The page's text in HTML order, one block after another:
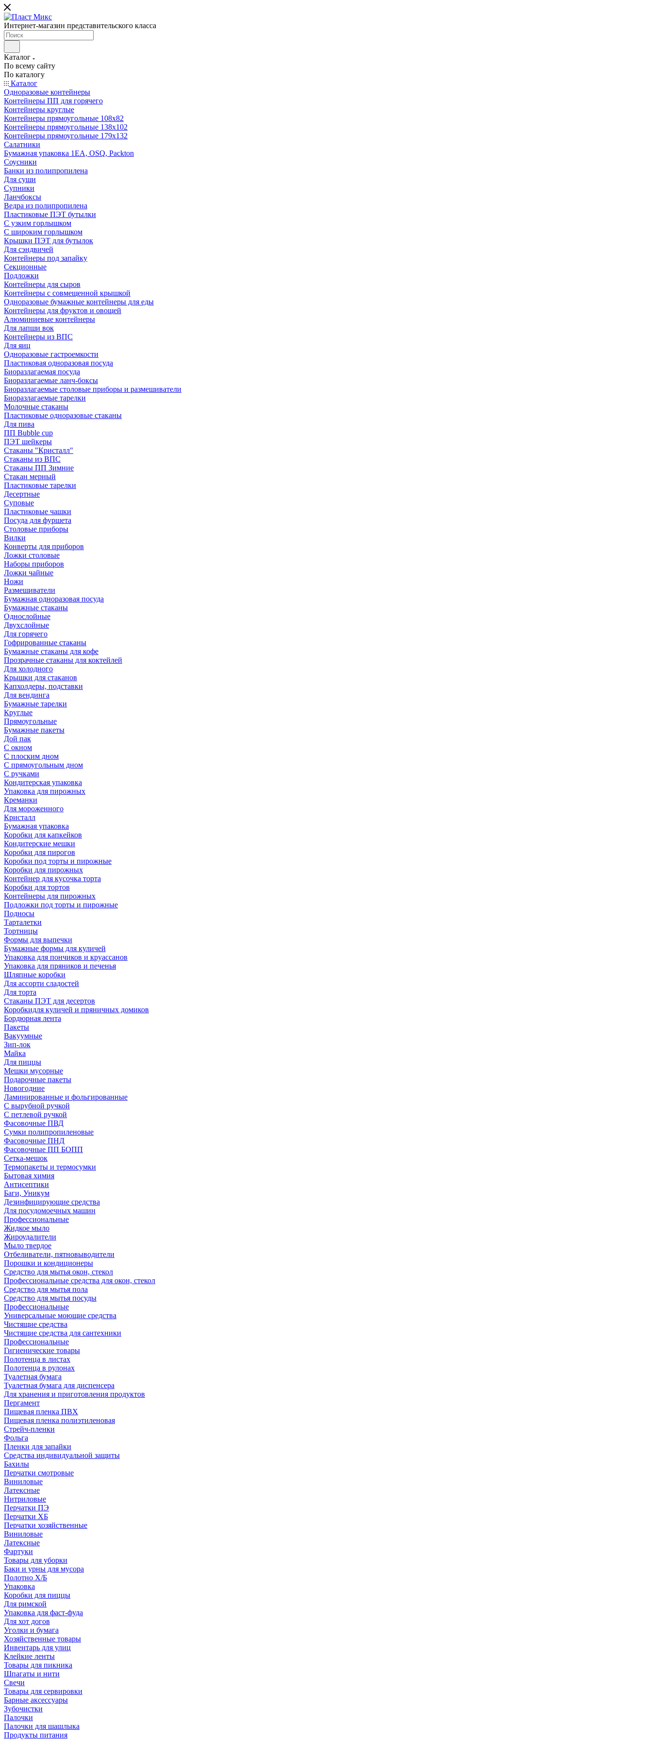
Интернет-магазин представительского класса
Каталог
По всему сайту
По каталогу
Каталог
Одноразовые контейнеры
Контейнеры ПП для горячего
Контейнеры круглые
Контейнеры прямоугольные 108х82
Контейнеры прямоугольные 138х102
Контейнеры прямоугольные 179х132
Салатники
Бумажная упаковка 1ЕА, OSQ, Packton
Соусники
Банки из полипропилена
Для суши
Супники
Ланчбоксы
Ведра из полипропилена
Пластиковые ПЭТ бутылки
С узким горлышком
С широким горлышком
Крышки ПЭТ для бутылок
Для сэндвичей
Контейнеры под запайку
Секционные
Подложки
Контейнеры для сыров
Контейнеры с совмещенной крышкой
Одноразовые бумажные контейнеры для еды
Контейнеры для фруктов и овощей
Алюминиевые контейнеры
Для лапши вок
Контейнеры из ВПС
Для яиц
Одноразовые гастроемкости
Пластиковая одноразовая посуда
Биоразлагаемая посуда
Биоразлагаемые ланч-боксы
Биоразлагаемые столовые приборы и размешиватели
Биоразлагаемые тарелки
Молочные стаканы
Пластиковые одноразовые стаканы
Для пива
ПП Bubble cup
ПЭТ шейкеры
Стаканы "Кристалл"
Стаканы из ВПС
Стаканы ПП Зимние
Стакан мерный
Пластиковые тарелки
Десертные
Суповые
Пластиковые чашки
Посуда для фуршета
Столовые приборы
Вилки
Конверты для приборов
Ложки столовые
Наборы приборов
Ложки чайные
Ножи
Размешиватели
Бумажная одноразовая посуда
Бумажные стаканы
Однослойные
Двухслойные
Для горячего
Гофрированные стаканы
Бумажные стаканы для кофе
Прозрачные стаканы для коктейлей
Для холодного
Крышки для стаканов
Капхолдеры, подставки
Для вендинга
Бумажные тарелки
Круглые
Прямоугольные
Бумажные пакеты
Дой пак
С окном
С плоским дном
С прямоугольным дном
С ручками
Кондитерская упаковка
Упаковка для пирожных
Креманки
Для мороженного
Кристалл
Бумажная упаковка
Коробки для капкейков
Кондитерские мешки
Коробки для пирогов
Коробки под торты и пирожные
Коробки для пирожных
Контейнер для кусочка торта
Коробки для тортов
Контейнеры для пирожных
Подложки под торты и пирожные
Подносы
Тарталетки
Тортницы
Формы для выпечки
Бумажные формы для куличей
Упаковка для пончиков и круассанов
Упаковка для пряников и печенья
Шляпные коробки
Для ассорти сладостей
Для торта
Стаканы ПЭТ для десертов
Коробкидля куличей и пряничных домиков
Бордюрная лента
Пакеты
Вакуумные
Зип-лок
Майка
Для пиццы
Мешки мусорные
Подарочные пакеты
Новогодние
Ламинированные и фольгированные
С вырубной ручкой
С петлевой ручкой
Фасовочные ПВД
Сумки полипропиленовые
Фасовочные ПНД
Фасовочные ПП БОПП
Сетка-мешок
Термопакеты и термосумки
Бытовая химия
Антисептики
Баги, Уникум
Дезинфицирующие средства
Для посудомоечных машин
Профессиональные
Жидкое мыло
Жироудалители
Мыло твердое
Отбеливатели, пятновыводители
Порошки и кондиционеры
Средство для мытья окон, стекол
Профессиональные средства для окон, стекол
Средство для мытья пола
Средство для мытья посуды
Профессиональные
Универсальные моющие средства
Чистящие средства
Чистящие средства для сантехники
Профессиональные
Гигиенические товары
Полотенца в листах
Полотенца в рулонах
Туалетная бумага
Туалетная бумага для диспенсера
Для хранения и приготовления продуктов
Пергамент
Пищевая пленка ПВХ
Пищевая пленка полиэтиленовая
Стрейч-пленки
Фольга
Пленки для запайки
Средства индивидуальной защиты
Бахилы
Перчатки смотровые
Виниловые
Латексные
Нитриловые
Перчатки ПЭ
Перчатки ХБ
Перчатки хозяйственные
Виниловые
Латексные
Фартуки
Товары для уборки
Баки и урны для мусора
Полотно Х/Б
Упаковка
Коробки для пиццы
Для римской
Упаковка для фаст-фуда
Для хот догов
Уголки и бумага
Хозяйственные товары
Инвентарь для улиц
Клейкие ленты
Товары для пикника
Шпагаты и нити
Свечи
Товары для сервировки
Барные аксессуары
Зубочистки
Палочки
Палочки для шашлыка
Продукты питания